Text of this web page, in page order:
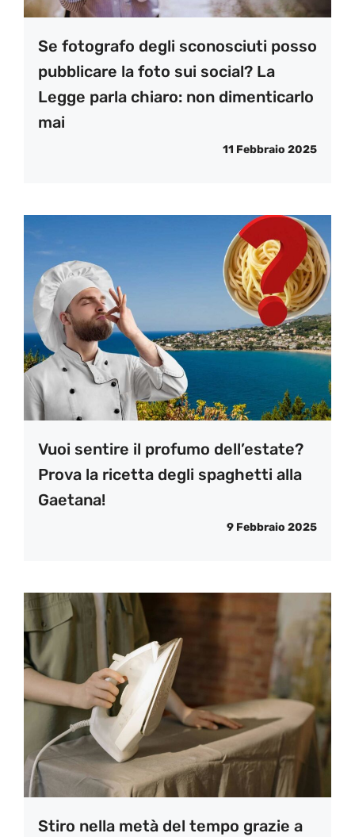
Se fotografo degli sconosciuti posso
pubblicare la foto sui social? La
Legge parla chiaro: non dimenticarlo
mai
11 Febbraio 2025
Vuoi sentire il profumo dell’estate?
Prova la ricetta degli spaghetti alla
Gaetana!
9 Febbraio 2025
Stiro nella metà del tempo grazie a